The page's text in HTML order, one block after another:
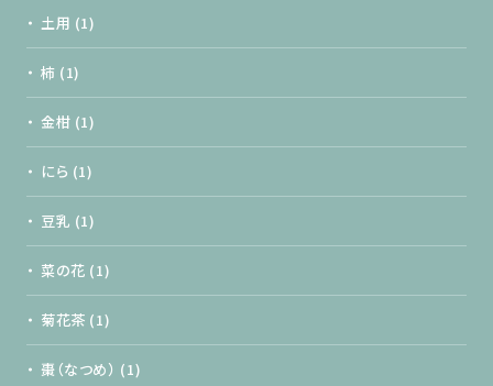
土用 (1)
柿 (1)
金柑 (1)
にら (1)
豆乳 (1)
菜の花 (1)
菊花茶 (1)
棗（なつめ） (1)